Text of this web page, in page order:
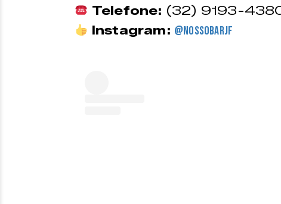
Telefone: (32) 9193-
Instagram: @nossobarjf